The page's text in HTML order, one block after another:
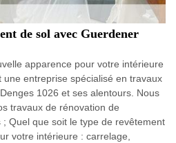
de sol avec Guerdener
apparence pour votre intérieure
entreprise spécialisé en travaux
1026 et ses alentours. Nous
travaux de rénovation de
Quel que soit le type de revêtement
votre intérieure : carrelage,